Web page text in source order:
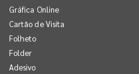
Gráfica Online
Cartão de Visita
Folheto
Folder
Adesivo